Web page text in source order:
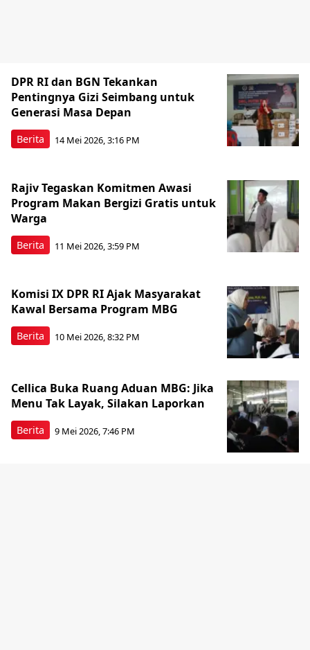
Berita
DPR RI dan BGN Tekankan
Pentingnya Gizi Seimbang untuk
Generasi Masa Depan
14 Mei 2026, 3:16 PM
Berita
Rajiv Tegaskan Komitmen Awasi
Program Makan Bergizi Gratis untuk
Warga
11 Mei 2026, 3:59 PM
Berita
Komisi IX DPR RI Ajak Masyarakat
Kawal Bersama Program MBG
10 Mei 2026, 8:32 PM
Berita
Cellica Buka Ruang Aduan MBG: Jika
Menu Tak Layak, Silakan Laporkan
9 Mei 2026, 7:46 PM